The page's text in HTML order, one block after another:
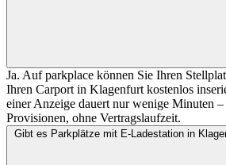
Ja. Auf parkplace können Sie Ihren
Ihren Carport in Klagenfurt kostenlos
einer Anzeige dauert nur wenige Minuten
Provisionen, ohne Vertragslaufzeit.
Gibt es Parkplätze mit E-Ladestation in